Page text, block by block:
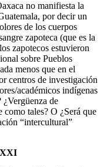
no manifiesta la
por decir un
de los cuerpos
zapoteca (que es la
zapotecos estuvieron
sobre Pueblos
menos que en el
centros de investigación
académicos indígenas
de
como tales? O ¿Será que
“intercultural”
XXI